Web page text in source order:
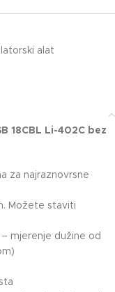
alat
18CBL Li-402C bez
za najraznovrsne
Možete staviti
mjerenje dužine od